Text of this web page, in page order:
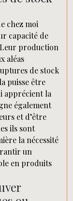
chez moi
capacité de
production
aléas
de stock
puisse être
apprécient la
également
et d’être
ils sont
la nécessité
un
en produits